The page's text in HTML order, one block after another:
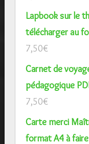
Lapbook sur le
télécharger au
7,50€
Carnet de
pédagogique
7,50€
Carte merci
format A4 à